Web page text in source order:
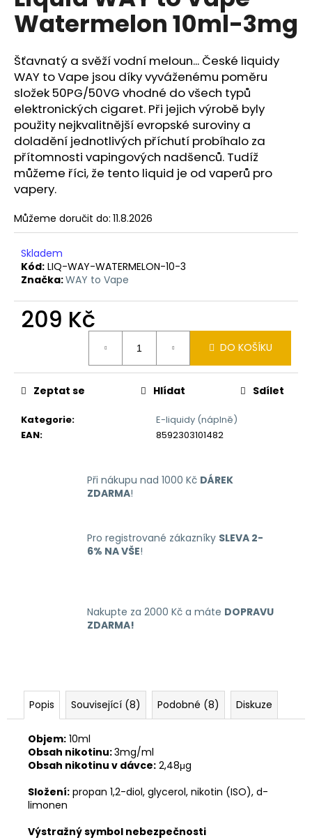
0,0
z
hvězdiček.
Watermelon 10ml-3mg
Šťavnatý a svěží vodní meloun... České liquidy
WAY to Vape jsou díky vyváženému poměru
složek 50PG/50VG vhodné do všech typů
elektronických cigaret. Při jejich výrobě byly
použity nejkvalitnější evropské suroviny a
doladění jednotlivých příchutí probíhalo za
přítomnosti vapingových nadšenců. Tudíž
můžeme říci, že tento liquid je od vaperů pro
vapery.
Můžeme doručit do: 11.8.2026
Skladem
Kód: LIQ-WAY-WATERMELON-10-3
Značka:WAY to Vape
209 Kč
DO KOŠÍKU
Kategorie:
E-liquidy (náplně)
EAN: 8592303101482
Zeptat se Hlídat Sdílet
Při nákupu nad 1000 Kč DÁREK
ZDARMA!
Pro registrované zákazníky SLEVA 2-
6% NA VŠE!
Nakupte za 2000 Kč a máte DOPRAVU
ZDARMA!
Popis Související (8) Podobné (8) Diskuze
Objem: 10ml
Obsah nikotinu:3mg/ml
Obsah nikotinu v dávce: 2,48μg
Složení: propan 1,2-diol, glycerol, nikotin (ISO), d-
limonen
Výstražný symbol nebezpečnosti
a
j
í
t
?
HLEDAT
D
o
p
o
u
u
m
e
OXVA